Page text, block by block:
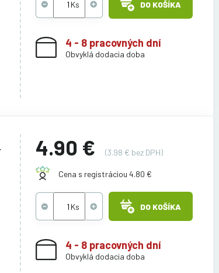
DO KOŠÍKA
4 - 8 pracovných dní
Obvyklá dodacia doba
4.90 € (3.98 € bez DPH)
Cena s registráciou 4.80 €
DO KOŠÍKA
4 - 8 pracovných dní
Obvyklá dodacia doba